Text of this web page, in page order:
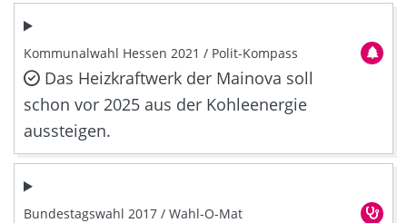
Kommunalwahl Hessen 2021 / Polit-Kompass
Das Heizkraftwerk der Mainova soll
schon vor 2025 aus der Kohleenergie
aussteigen.
Bundestagswahl 2017 / Wahl-O-Mat